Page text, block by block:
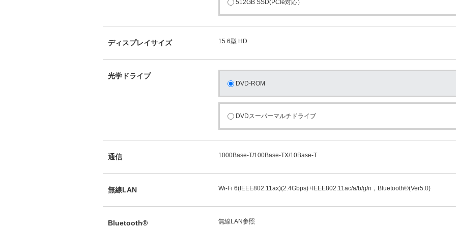
512GB SSD(PCIe対応）
ディスプレイサイズ 15.6型 HD
光学ドライブ
DVD-ROM
DVDスーパーマルチドライブ
通信 1000Base-T/100Base-TX/10Base-T
無線LAN Wi-Fi 6(IEEE802.11ax)(2.4Gbps)+IEEE802.11ac/a/b/g/n，Bluetooth®(Ver5.0)
Bluetooth® 無線LAN参照